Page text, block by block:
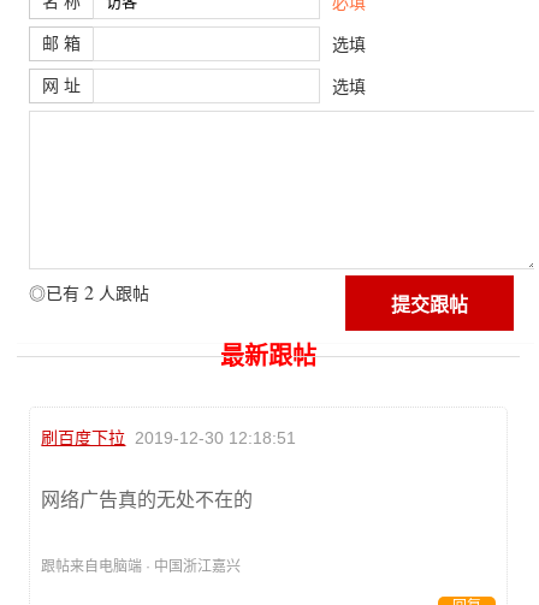
邮 箱 选填
网 址 选填
◎已有 2 人跟帖
最新跟帖
刷百度下拉 2019-12-30 12:18:51
网络广告真的无处不在的
跟帖来自电脑端 · 中国浙江嘉兴